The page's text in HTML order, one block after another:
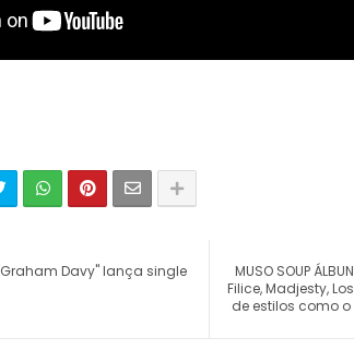
MUSO SOUP
Filice, Madjesty,
de estilos como o
"Graham Davy" lança single